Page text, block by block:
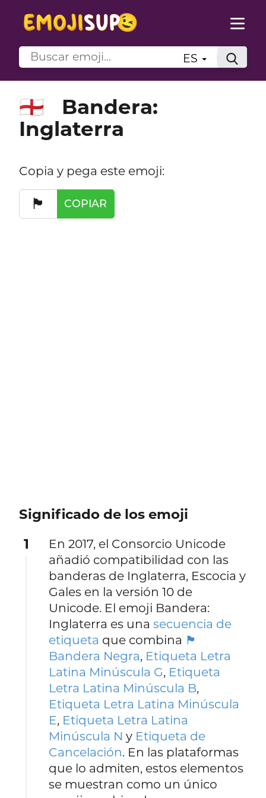
ES
🏴󠁧󠁢󠁥󠁮󠁧󠁿
Bandera:
Inglaterra
Copia y pega este emoji:
🏴󠁧󠁢󠁥󠁮󠁧󠁿 COPIAR
Significado de los emoji
1
En 2017, el Consorcio Unicode
añadió compatibilidad con las
banderas de Inglaterra, Escocia y
Gales en la versión 10 de
Unicode. El emoji Bandera:
Inglaterra es unasecuencia de
etiqueta que combina 🏴
Bandera Negra, Etiqueta Letra
Latina Minúscula G, Etiqueta
Letra Latina Minúscula B,
Etiqueta Letra Latina Minúscula
E, Etiqueta Letra Latina
Minúscula N y Etiqueta de
Cancelación. En las plataformas
que lo admiten, estos elementos
se muestran como un único